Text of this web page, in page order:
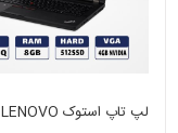
لپ تاپ استوک LENOVO